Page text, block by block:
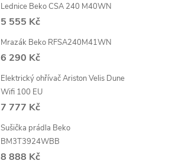
Lednice Beko CSA 240 M40WN
5 555 Kč
Mrazák Beko RFSA240M41WN
6 290 Kč
Elektrický ohřívač Ariston Velis Dune
Wifi 100 EU
7 777 Kč
Sušička prádla Beko
BM3T3924WBB
8 888 Kč